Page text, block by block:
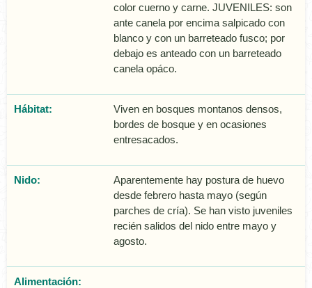
color cuerno y carne. JUVENILES: son
ante canela por encima salpicado con
blanco y con un barreteado fusco; por
debajo es anteado con un barreteado
canela opáco.
Hábitat:
Viven en bosques montanos densos,
bordes de bosque y en ocasiones
entresacados.
Nido:
Aparentemente hay postura de huevo
desde febrero hasta mayo (según
parches de crí­a). Se han visto juveniles
recién salidos del nido entre mayo y
agosto.
Alimentación: